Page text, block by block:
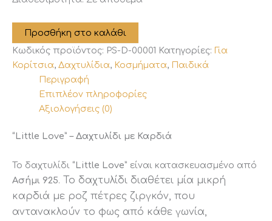
"Little
Love"
-
Δαχτυλίδι
ποσότητα
Προσθήκη στο καλάθι
Κωδικός προϊόντος: PS-D-00001 Κατηγορίες: Για
Κορίτσια, Δαχτυλίδια, Κοσμήματα, Παιδικά
Περιγραφή
Επιπλέον πληροφορίες
Αξιολογήσεις (0)
“Little Love” – Δαχτυλίδι με Καρδιά
Το δαχτυλίδι “Little Love” είναι κατασκευασμένο από
Ασήμι 925.
Το δαχτυλίδι διαθέτει μία μικρή
καρδιά με ροζ πέτρες ζιργκόν, που
αντανακλούν το φως από κάθε γωνία,